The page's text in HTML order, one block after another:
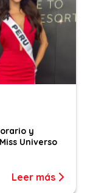
y
Universo
Leer más